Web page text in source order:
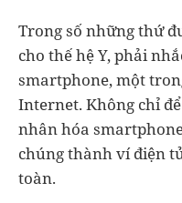
Trong số những thứ
cho thế hệ Y, phải
smartphone, một
Internet. Không chỉ
nhân hóa
chúng thành ví điện
toàn.